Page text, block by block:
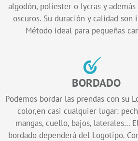
algodón, poliester o lycras y
oscuros. Su duración y calidad son
Método ideal para pequeñas
BORDADO
Podemos bordar las prendas con su
color,en casi cualquier lugar:
mangas, cuello, bajos, laterales…
bordado dependerá del Logotipo.